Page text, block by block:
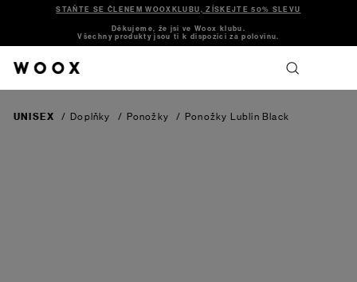
STAŇTE SE ČLENEM WOOXKLUBU, ZÍSKEJTE 50% SLEVU
Děkujeme, že jsi ve Woox klubu.
Všechny produkty jsou ti k dispozici za polovinu.
UNISEX / Doplňky / Ponožky / Ponožky Lublin Black